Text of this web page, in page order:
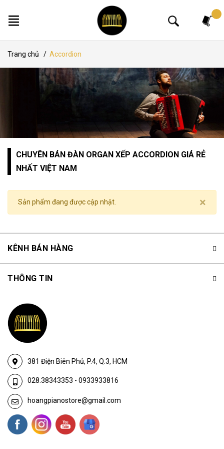
Trang chủ / Accordion
CHUYÊN BÁN ĐÀN ORGAN XẾP ACCORDION GIÁ RẺ
NHẤT VIỆT NAM
×
Sản phẩm đang được cập nhật.
KÊNH BÁN HÀNG
381 Điện Biên Phủ, P.4, Q.3, HCM
028.38343353 - 0933933816
hoangpianostore@gmail.com
THÔNG TIN